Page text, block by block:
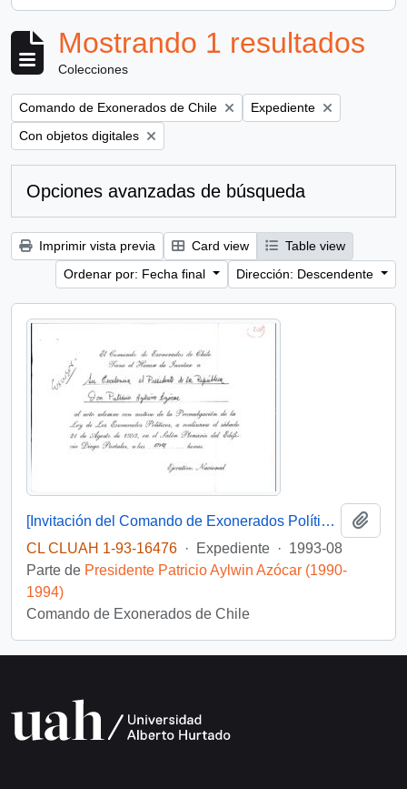
Mostrando 1 resultados
Colecciones
Remove filter:
Comando de Exonerados de Chile Remove filter:
Expediente
Remove filter:
Con objetos digitales
Opciones avanzadas de búsqueda
Imprimir vista previa Card view
Table view
Ordenar por: Fecha final
Dirección: Descendente
[Invitación del Comando de Exonerados Políticos de Chile a acto solemne para asistir al Acto de Promulgación de la Ley de los Exonerados Políticos]
CL CLUAH 1-93-16476 · Expediente · 1993-08
Parte de Presidente Patricio Aylwin Azócar (1990-
1994)
Comando de Exonerados de Chile